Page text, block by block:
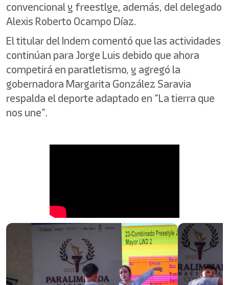
convencional y freestlye, además, del delegado
Alexis Roberto Ocampo Díaz.
El titular del Indem comentó que las actividades
continúan para Jorge Luis debido que ahora
competirá en paratletismo, y agregó la
gobernadora Margarita González Saravia
respalda el deporte adaptado en “La tierra que
nos une”.